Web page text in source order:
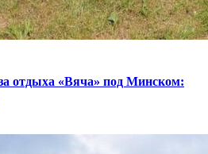
отдыха «Вяча» под Минском: